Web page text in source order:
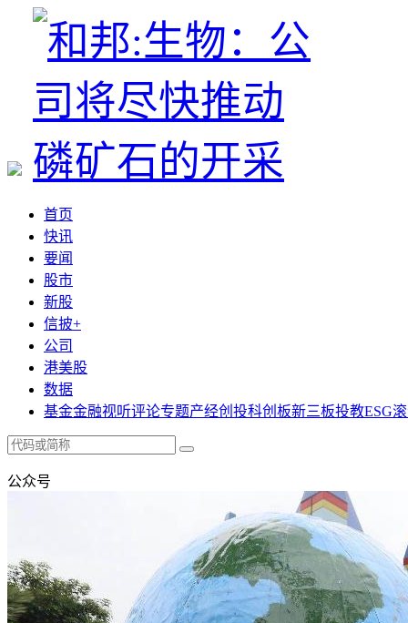
首页
快讯
要闻
股市
新股
信披+
公司
港美股
数据
基金金融视听评论专题产经创投科创板新三板投教ESG
公众号